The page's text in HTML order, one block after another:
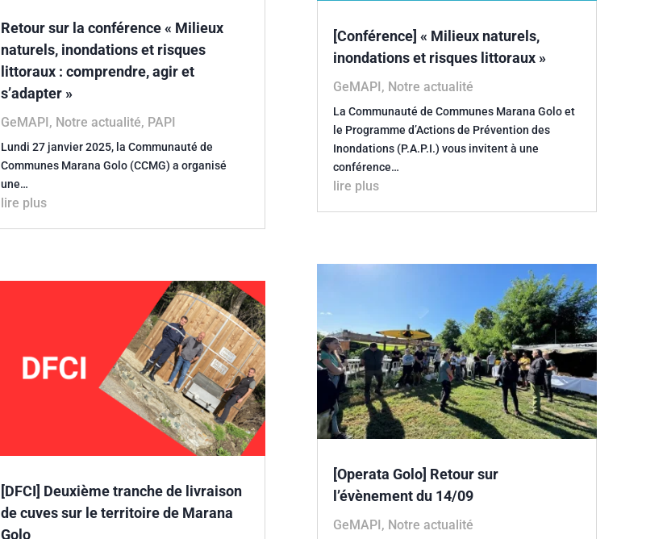
Retour sur la conférence « Milieux
naturels, inondations et risques
littoraux : comprendre, agir et
s’adapter »
GeMAPI, Notre actualité, PAPI
Lundi 27 janvier 2025, la Communauté de
Communes Marana Golo (CCMG) a organisé
une…
lire plus
[DFCI] Deuxième tranche de livraison
de cuves sur le territoire de Marana
Golo
[Conférence] « Milieux naturels,
inondations et risques littoraux »
GeMAPI, Notre actualité
La Communauté de Communes Marana Golo et
le Programme d’Actions de Prévention des
Inondations (P.A.P.I.) vous invitent à une
conférence…
lire plus
[Operata Golo] Retour sur
l’évènement du 14/09
GeMAPI, Notre actualité